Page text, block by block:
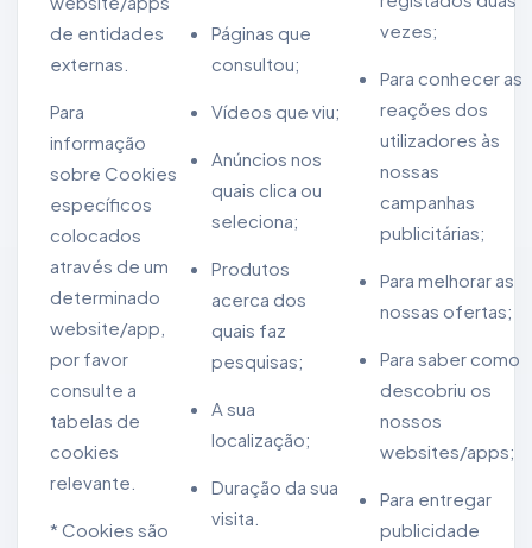
de entidades
externas.
Para
informação
sobre Cookies
específicos
colocados
através de um
determinado
website/app,
por favor
consulte a
tabelas de
cookies
relevante.
* Cookies são
Páginas que
consultou;
Vídeos que viu;
Anúncios nos
quais clica ou
seleciona;
Produtos
acerca dos
quais faz
pesquisas;
A sua
localização;
Duração da sua
visita.
vezes;
Para conhecer as
reações dos
utilizadores às
nossas
campanhas
publicitárias;
Para melhorar as
nossas ofertas;
Para saber como
descobriu os
nossos
websites/apps;
Para entregar
publicidade